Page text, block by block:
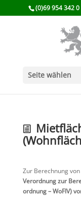
(0)69 954 342 0
Seite wählen
Zur Berech­nung
Verord­nung zur
ord­nung – WoFIV)